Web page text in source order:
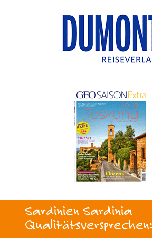
Sardinien Sardinia
Qualitätsversprechen: